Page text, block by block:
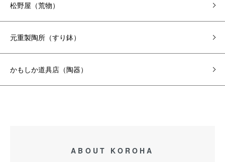
松野屋（荒物）
元重製陶所（すり鉢）
かもしか道具店（陶器）
ABOUT KOROHA